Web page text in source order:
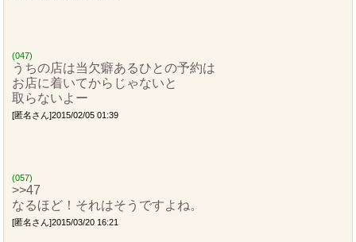
(047)
うちの店は当欠癖あるひとの予約は
お店に着いてからじゃないと
取らないよー
[匿名さん]2015/02/05 01:39
(057)
>>47
なるほど！それはそうですよね。
[匿名さん]2015/03/20 16:21